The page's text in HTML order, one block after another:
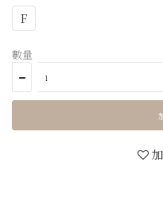
F
數量